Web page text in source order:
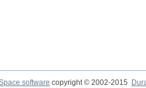
software copyright © 2002-2015